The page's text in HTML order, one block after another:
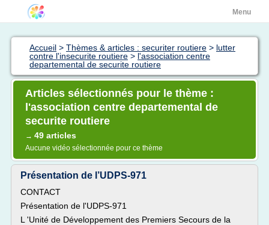
Menu
Accueil > Thèmes & articles : securiter routiere > lutter
contre l'insecurite routiere > l'association centre
departemental de securite routiere
Articles sélectionnés pour le thème :
l'association centre departemental de
securite routiere
→ 49 articles
Aucune vidéo sélectionnée pour ce thème
Présentation de l’UDPS-971
CONTACT
Présentation de l'UDPS-971
L 'Unité de Développement des Premiers Secours de la